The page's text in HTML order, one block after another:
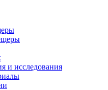
и исследования